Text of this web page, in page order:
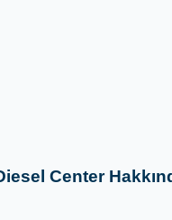
Center